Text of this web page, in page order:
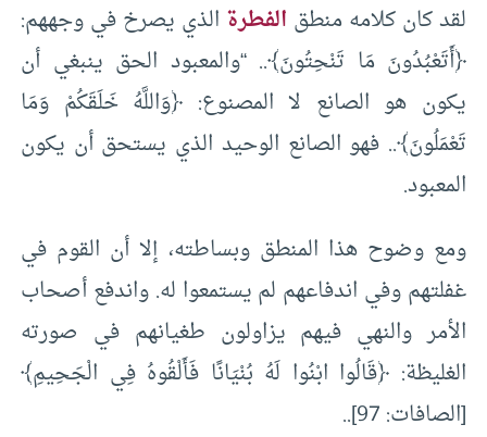
لقد كان كلامه منطق الفطرة الذي يصرخ في وجههم:
﴿أَتَعْبُدُونَ مَا تَنْحِتُونَ﴾.. “والمعبود الحق ينبغي أن
يكون هو الصانع لا المصنوع: ﴿وَاللَّهُ خَلَقَكُمْ وَمَا
تَعْمَلُونَ﴾.. فهو الصانع الوحيد الذي يستحق أن يكون
المعبود.
ومع وضوح هذا المنطق وبساطته، إلا أن القوم في
غفلتهم وفي اندفاعهم لم يستمعوا له. واندفع أصحاب
الأمر والنهي فيهم يزاولون طغيانهم في صورته
الغليظة: ﴿قَالُوا ابْنُوا لَهُ بُنْيَانًا فَأَلْقُوهُ فِي الْجَحِيمِ﴾
[الصافات: 97]..